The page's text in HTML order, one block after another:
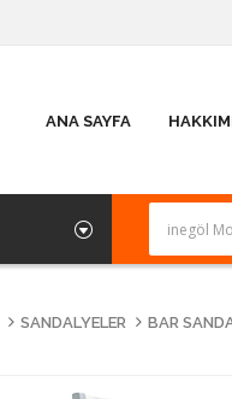
ANA SAYFA
SANDALYELER BAR